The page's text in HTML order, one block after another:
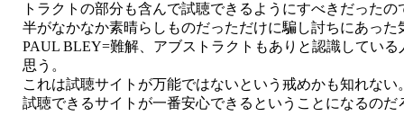
トラクトの部分も含んで試聴できるようにすべきだった
半がなかなか素晴らしものだっただけに騙し討ちにあった
PAUL BLEY=難解、アブストラクトもありと認識してい
思う。
これは試聴サイトが万能ではないという戒めかも知れな
試聴できるサイトが一番安心できるということになる